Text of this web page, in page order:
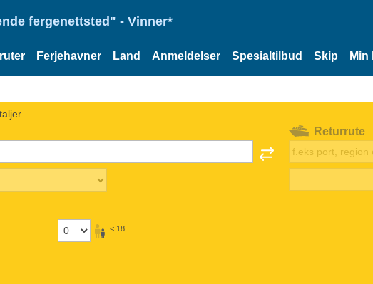
fergenettsted" - Vinner*
Ferjehavner Land Anmeldelser Spesialtilbud Skip Min
< 18
Returrute